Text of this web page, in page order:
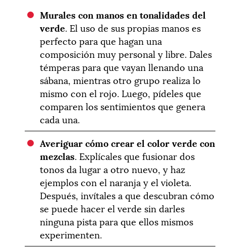
Murales con manos en tonalidades del
verde. El uso de sus propias manos es
perfecto para que hagan una
composición muy personal y libre. Dales
témperas para que vayan llenando una
sábana, mientras otro grupo realiza lo
mismo con el rojo. Luego, pídeles que
comparen los sentimientos que genera
cada una.
Averiguar cómo crear el color verde con
mezclas. Explícales que fusionar dos
tonos da lugar a otro nuevo, y haz
ejemplos con el naranja y el violeta.
Después, invítales a que descubran cómo
se puede hacer el verde sin darles
ninguna pista para que ellos mismos
experimenten.